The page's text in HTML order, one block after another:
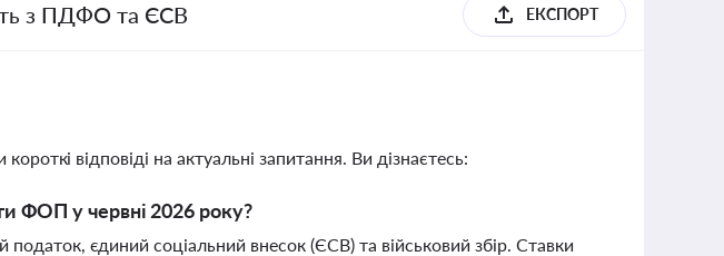
з ПДФО та ЄСВ ЕКСПОРТ
відповіді на актуальні запитання. Ви дізнаєтесь:
ФОП у червні 2026 року?
єдиний соціальний внесок (ЄСВ) та військовий збір. Ставки